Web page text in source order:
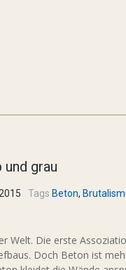
grau
Tags Beton,
Welt. Die erste
Doch Beton ist